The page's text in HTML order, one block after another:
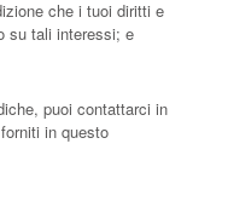
che i tuoi diritti e
su tali interessi; e
puoi contattarci in
in questo